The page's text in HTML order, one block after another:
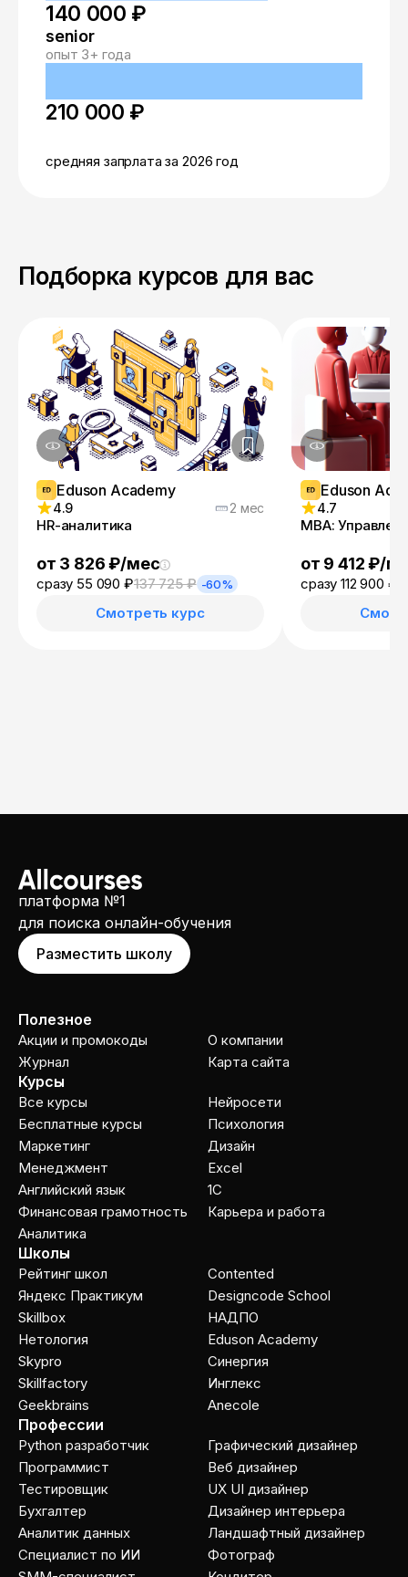
140 000 ₽
senior
опыт 3+ года
210 000 ₽
средняя запрлата за 2026 год
Подборка курсов для вас
Eduson Academy
4.9 2 мес
HR-аналитика
от 3 826 ₽/мес
сразу 55 090 ₽137 725 ₽ -60%
Смотреть курс
Eduson
4.7
MBA:
от 9 412 ₽/
сразу 112 900 ₽
платформа №1
для поиска онлайн-обучения
Разместить школу
Полезное
Акции и промокоды
Журнал
О компании
Карта сайта
Курсы
Все курсы
Бесплатные курсы
Маркетинг
Менеджмент
Английский язык
Финансовая грамотность
Аналитика
Нейросети
Психология
Дизайн
Excel
1C
Карьера и работа
Школы
Рейтинг школ
Яндекс Практикум
Skillbox
Нетология
Skypro
Skillfactory
Geekbrains
Contented
Designcode School
НАДПО
Eduson Academy
Cинергия
Инглекс
Anecole
Профессии
Python разработчик
Программист
Тестировщик
Бухгалтер
Аналитик данных
Специалист по ИИ
Графический дизайнер
Веб дизайнер
UX UI дизайнер
Дизайнер интерьера
Ландшафтный дизайнер
Фотограф